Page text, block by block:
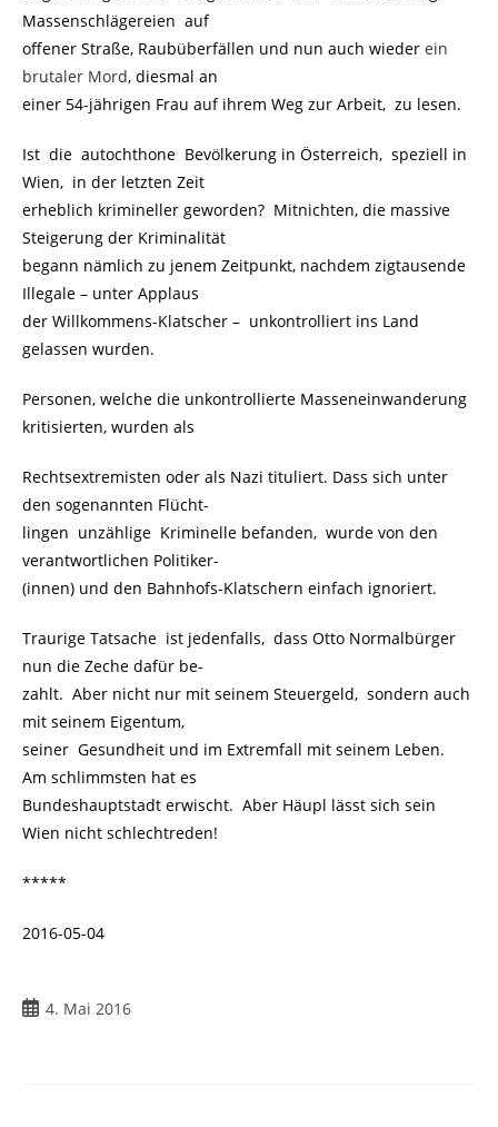
Massenschlägereien auf
offener Straße, Raubüberfällen und nun auch wieder ein
brutaler Mord, diesmal an
einer 54-jährigen Frau auf ihrem Weg zur Arbeit, zu lesen.
Ist die autochthone Bevölkerung in Österreich, speziell in
Wien, in der letzten Zeit
erheblich krimineller geworden? Mitnichten, die massive
Steigerung der Kriminalität
begann nämlich zu jenem Zeitpunkt, nachdem zigtausende
Illegale – unter Applaus
der Willkommens-Klatscher – unkontrolliert ins Land
gelassen wurden.
Personen, welche die unkontrollierte Masseneinwanderung
kritisierten, wurden als
Rechtsextremisten oder als Nazi tituliert. Dass sich unter
den sogenannten Flücht-
lingen unzählige Kriminelle befanden, wurde von den
verantwortlichen Politiker-
(innen) und den Bahnhofs-Klatschern einfach ignoriert.
Traurige Tatsache ist jedenfalls, dass Otto Normalbürger
nun die Zeche dafür be-
zahlt. Aber nicht nur mit seinem Steuergeld, sondern auch
mit seinem Eigentum,
seiner Gesundheit und im Extremfall mit seinem Leben.
Am schlimmsten hat es
Bundeshauptstadt erwischt. Aber Häupl lässt sich sein
Wien nicht schlechtreden!
*****
2016-05-04
4. Mai 2016